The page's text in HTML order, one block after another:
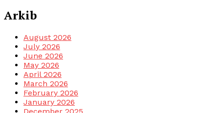
Arkib
August 2026
July 2026
June 2026
May 2026
April 2026
March 2026
February 2026
January 2026